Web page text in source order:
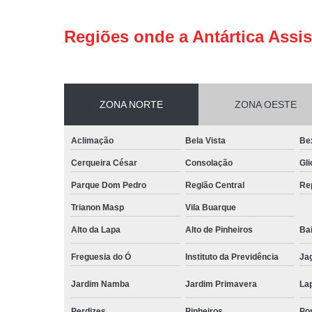
Regiões onde a Antártica
ZONA NORTE ZONA OESTE
Aclimação Bela Vista
Cerqueira César Consolação
Parque Dom Pedro Região Central
Trianon Masp Vila Buarque
Alto da Lapa Alto de Pinheiros
Freguesia do Ó Instituto da Previdência
Jardim Namba Jardim Primavera